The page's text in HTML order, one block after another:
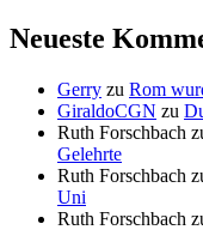
Neueste
Gerry zu Rom
GiraldoCGN zu
Ruth Forschbach
Gelehrte
Ruth Forschbach
Uni
Ruth Forschbach